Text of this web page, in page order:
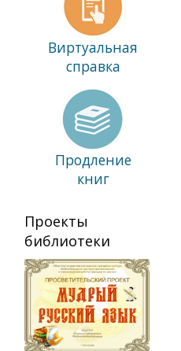
Виртуальная
справка
Продление
книг
Проекты
библиотеки